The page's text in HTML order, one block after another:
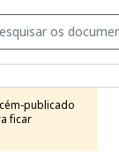
publicado
ficar